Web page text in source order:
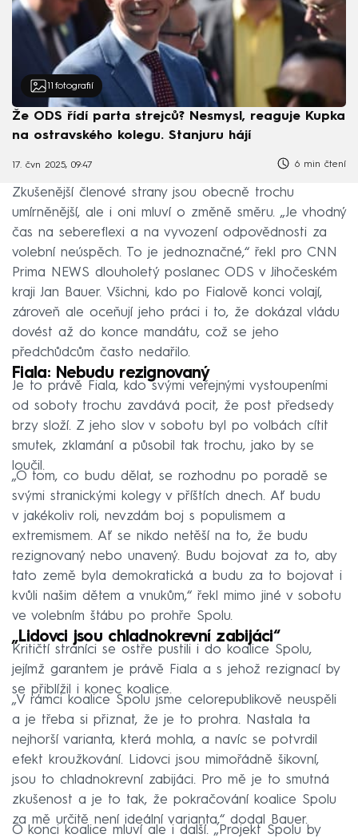
11 fotografií
Že ODS řídí parta strejců? Nesmysl, reaguje Kupka
na ostravského kolegu. Stanjuru hájí
17. čvn 2025, 09:47 6 min čtení
Zkušenější členové strany jsou obecně trochu
umírněnější, ale i oni mluví o změně směru. „Je vhodný
čas na sebereflexi a na vyvození odpovědnosti za
volební neúspěch. To je jednoznačné,“ řekl pro CNN
Prima NEWS dlouholetý poslanec ODS v Jihočeském
kraji Jan Bauer. Všichni, kdo po Fialově konci volají,
zároveň ale oceňují jeho práci i to, že dokázal vládu
dovést až do konce mandátu, což se jeho
předchůdcům často nedařilo.
Fiala: Nebudu rezignovaný
Je to právě Fiala, kdo svými veřejnými vystoupeními
od soboty trochu zavdává pocit, že post předsedy
brzy složí. Z jeho slov v sobotu byl po volbách cítit
smutek, zklamání a působil tak trochu, jako by se
loučil.
„O tom, co budu dělat, se rozhodnu po poradě se
svými stranickými kolegy v příštích dnech. Ať budu
v jakékoliv roli, nevzdám boj s populismem a
extremismem. Ať se nikdo netěší na to, že budu
rezignovaný nebo unavený. Budu bojovat za to, aby
tato země byla demokratická a budu za to bojovat i
kvůli našim dětem a vnukům,“ řekl mimo jiné v sobotu
ve volebním štábu po prohře Spolu.
„Lidovci jsou chladnokrevní zabijáci“
Kritičtí straníci se ostře pustili i do koalice Spolu,
jejímž garantem je právě Fiala a s jehož rezignací by
se přiblížil i konec koalice.
„V rámci koalice Spolu jsme celorepublikově neuspěli
a je třeba si přiznat, že je to prohra. Nastala ta
nejhorší varianta, která mohla, a navíc se potvrdil
efekt kroužkování. Lidovci jsou mimořádně šikovní,
jsou to chladnokrevní zabijáci. Pro mě je to smutná
zkušenost a je to tak, že pokračování koalice Spolu
za mě určitě není ideální varianta,“ dodal Bauer.
O konci koalice mluví ale i další. „Projekt Spolu by